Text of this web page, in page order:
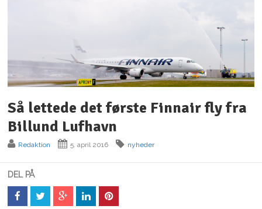
Så lettede det første Finnair fly fra
Billund Lufhavn
Redaktion 5. april 2016 nyheder
DEL PÅ